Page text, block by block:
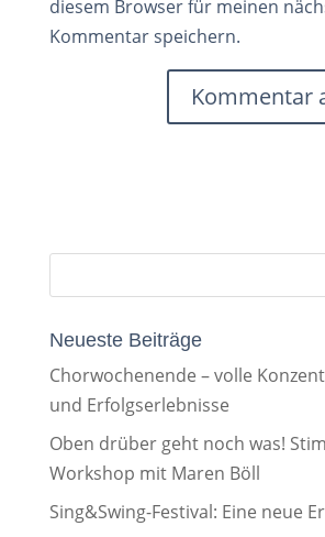
diesem Browser für meinen
Kommentar speichern.
Neueste Beiträge
Chorwochenende – volle
und Erfolgserlebnisse
Oben drüber geht noch was!
Workshop mit Maren Böll
Sing&Swing-Festival: Eine neue